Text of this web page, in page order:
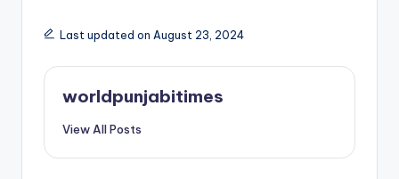
a
ts
A
p
ar
e
Last updated on August 23, 2024
worldpunjabitimes
View All Posts